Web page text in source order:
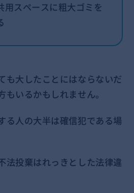
用スペースに粗大ゴミを
も大したことにはならないだ
もいるかもしれません。
る人の大半は確信犯である場
法投棄はれっきとした法律違